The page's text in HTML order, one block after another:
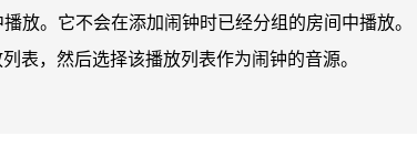
放。它不会在添加闹钟时已经分组的房间中播放。
表，然后选择该播放列表作为闹钟的音源。